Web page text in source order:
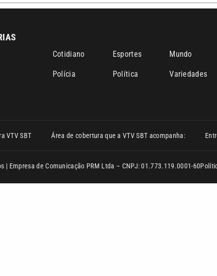
Cotidiano Esportes Mundo
Polícia Política Variedades
VTV SBT Área de cobertura que a VTV SBT acompanha:
Empresa de Comunicação PRM Ltda – CNPJ: 01.773.119.0001-60